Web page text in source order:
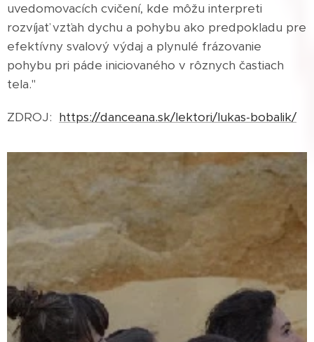
uvedomovacích cvičení, kde môžu interpreti
rozvíjať vzťah dychu a pohybu ako predpokladu pre
efektívny svalový výdaj a plynulé frázovanie
pohybu pri páde iniciovaného v rôznych častiach
tela."
ZDROJ: https://danceana.sk/lektori/lukas-bobalik/